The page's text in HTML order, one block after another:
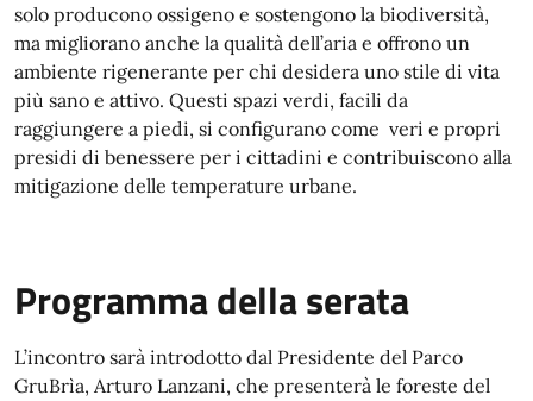
solo producono ossigeno e sostengono la biodiversità,
ma migliorano anche la qualità dell’aria e offrono un
ambiente rigenerante per chi desidera uno stile di vita
più sano e attivo. Questi spazi verdi, facili da
raggiungere a piedi, si configurano come veri e propri
presidi di benessere per i cittadini e contribuiscono alla
mitigazione delle temperature urbane.
Programma della serata
L’incontro sarà introdotto dal Presidente del Parco
GruBrìa, Arturo Lanzani, che presenterà le foreste del